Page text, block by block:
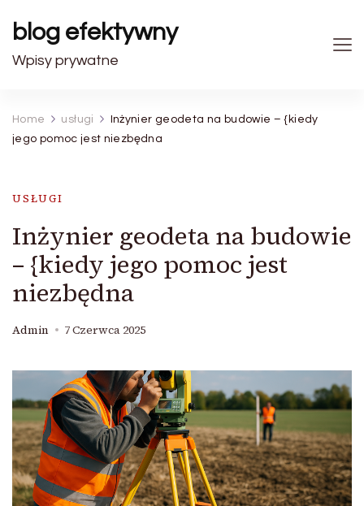
blog efektywny
Wpisy prywatne
Home usługi
Inżynier geodeta na budowie – {kiedy
jego pomoc jest niezbędna
USŁUGI
Inżynier geodeta na budowie
– {kiedy jego pomoc jest
niezbędna
Admin 7 Czerwca 2025